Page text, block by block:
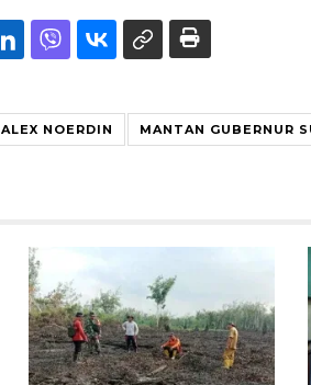
ALEX NOERDIN MANTAN GUBERNUR